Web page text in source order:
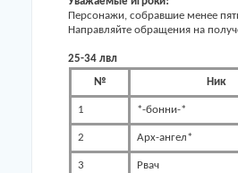
Персонажи, собравшие менее
Направляйте обращения на
25-34 лвл
№
Ник
1 *-бонни-*
2 Арх-ангел*
3 Рвач